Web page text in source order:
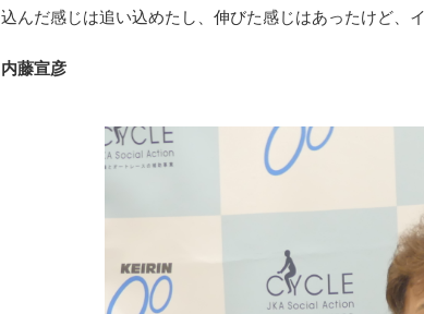
込んだ感じは追い込めたし、伸びた感じはあったけど、
内藤宣彦